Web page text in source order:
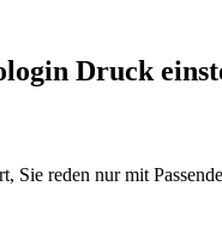
Druck
reden nur mit